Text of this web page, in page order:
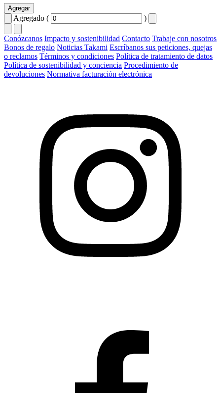
Agregar
Agregado ( )
Conózcanos Impacto y sostenibilidad Contacto Trabaje con nosotros
Bonos de regalo Noticias Takami Escríbanos sus peticiones, quejas
o reclamos Términos y condiciones Política de tratamiento de datos
Política de sostenibilidad y conciencia Procedimiento de
devoluciones Normativa facturación electrónica